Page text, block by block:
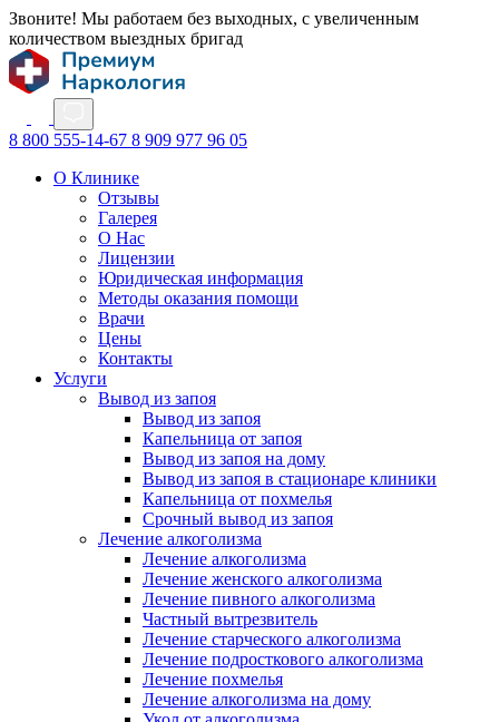
Звоните! Мы работаем без выходных, с увеличенным
количеством выездных бригад
8 800 555-14-67 8 909 977 96 05
О Клинике
Отзывы
Галерея
О Нас
Лицензии
Юридическая информация
Методы оказания помощи
Врачи
Цены
Контакты
Услуги
Вывод из запоя
Вывод из запоя
Капельница от запоя
Вывод из запоя на дому
Вывод из запоя в стационаре клиники
Капельница от похмелья
Срочный вывод из запоя
Лечение алкоголизма
Лечение алкоголизма
Лечение женского алкоголизма
Лечение пивного алкоголизма
Частный вытрезвитель
Лечение старческого алкоголизма
Лечение подросткового алкоголизма
Лечение похмелья
Лечение алкоголизма на дому